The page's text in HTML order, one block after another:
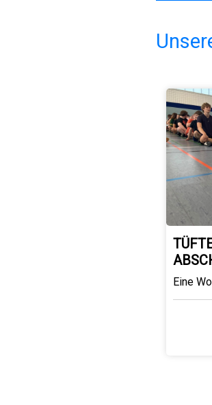
Eine